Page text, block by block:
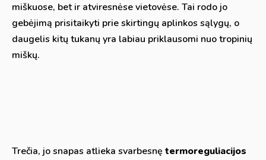
miškuose, bet ir atviresnėse vietovėse. Tai rodo jo
gebėjimą prisitaikyti prie skirtingų aplinkos sąlygų, o
daugelis kitų tukanų yra labiau priklausomi nuo tropinių
miškų.
Trečia, jo snapas atlieka svarbesnę termoreguliacijos